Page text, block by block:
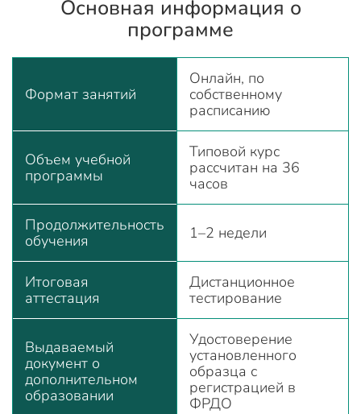
Основная информация о
программе
Формат занятий
Онлайн, по
собственному
расписанию
Объем учебной
программы
Типовой курс
рассчитан на 36
часов
Продолжительность
обучения
1–2 недели
Итоговая
аттестация
Дистанционное
тестирование
Выдаваемый
документ о
дополнительном
образовании
Удостоверение
установленного
образца с
регистрацией в
ФРДО